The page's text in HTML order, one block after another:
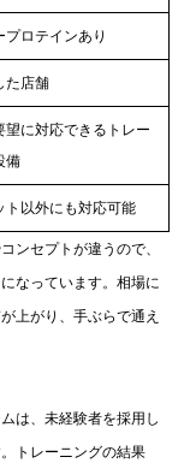
プロテインあり
た店舗
望に対応できるトレー
備
ト以外にも対応可能
ンセプトが違うので、
なっています。相場に
上がり、手ぶらで通え
は、未経験者を採用し
トレーニングの結果